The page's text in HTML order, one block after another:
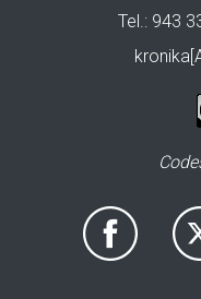
Tel.: 943